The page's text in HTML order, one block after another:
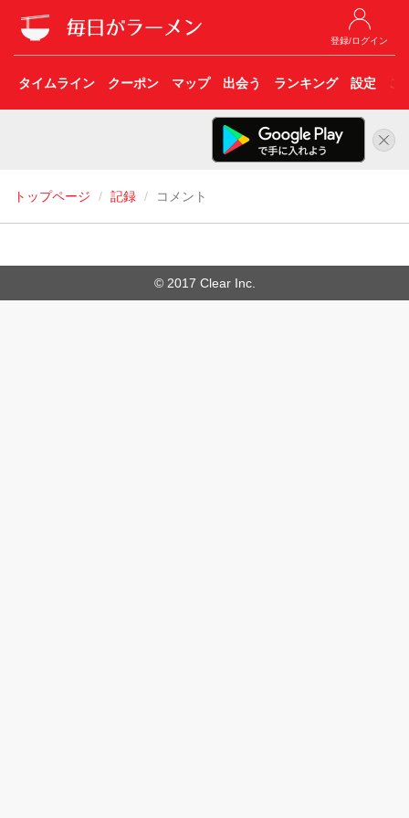
登録/ログイン
タイムライン クーポン マップ 出会う ランキング 設定 こ
トップページ 記録 コメント
© 2017 Clear Inc.